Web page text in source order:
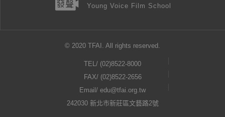
Young Voice Film School
© 2020 TFAI. All rights reserved.
TEL/ (02)8522-8000
FAX/ (02)8522-2656
Email/ edu@tfai.org.tw
242030 新北市新莊區文藝路2號